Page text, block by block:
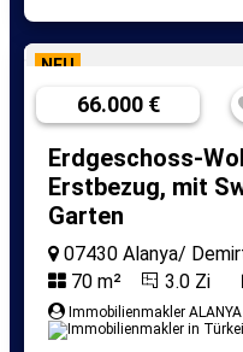
NEU
66.000 €
Erdgeschoss-
Erstbezug, mit
Garten
07430 Alanya/
70 m²
3.0 Zi
Immobilienmakler